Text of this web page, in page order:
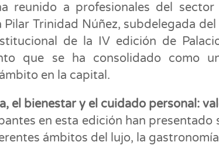
reunido a profesionales del
Pilar Trinidad Núñez, subdelegada
de la IV edición de
que se ha consolidado como
en la capital.
el bienestar y el cuidado personal:
en esta edición han presentado
ámbitos del lujo, la